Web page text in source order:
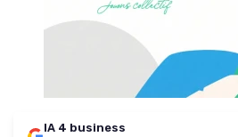
IA 4 business